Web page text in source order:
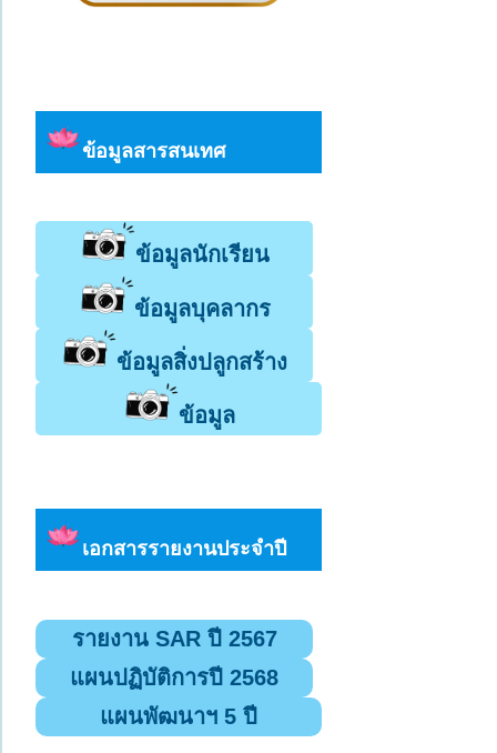
ข้อมูลสารสนเทศ
ข้อมูลนักเรียน
ข้อมูลบุคลากร
ข้อมูลสิ่งปลูกสร้าง
ข้อมูล
เอกสารรายงานประจำปี
รายงาน SAR ปี 2567
แผนปฏิบัติการปี 2568
แผนพัฒนาฯ 5 ปี